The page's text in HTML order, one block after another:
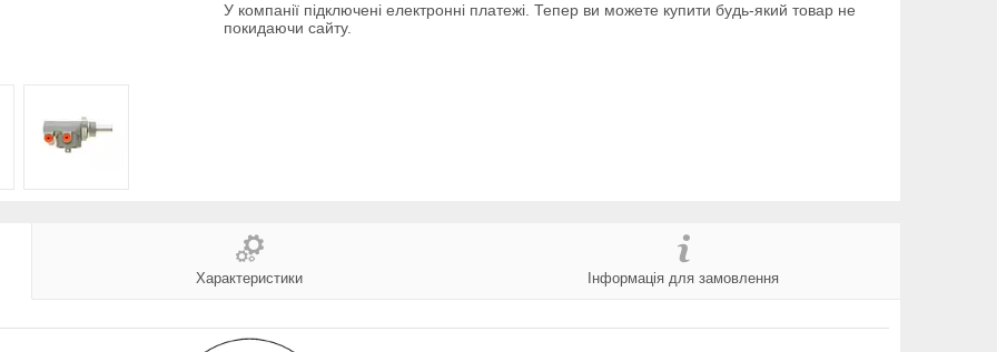
У компанії підключені електронні платежі. Тепер ви можете купити будь-який товар не
покидаючи сайту.
Характеристики Інформація для замовлення